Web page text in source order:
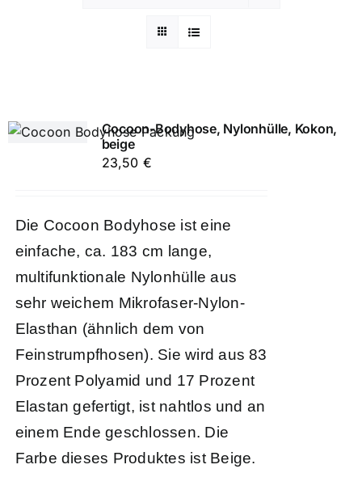
Cocoon-Bodyhose, Nylonhülle, Kokon,
beige
23,50 €
Die Cocoon Bodyhose ist eine
einfache, ca. 183 cm lange,
multifunktionale Nylonhülle aus
sehr weichem Mikrofaser-Nylon-
Elasthan (ähnlich dem von
Feinstrumpfhosen). Sie wird aus 83
Prozent Polyamid und 17 Prozent
Elastan gefertigt, ist nahtlos und an
einem Ende geschlossen. Die
Farbe dieses Produktes ist Beige.